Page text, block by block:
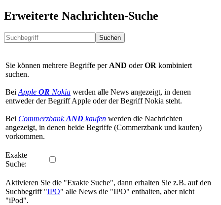
Erweiterte Nachrichten-Suche
Suchen
Sie können mehrere Begriffe per AND oderOR kombiniert
suchen.
Bei Apple OR Nokia werden alle News angezeigt, in denen
entweder der Begriff Apple oder der Begriff Nokia steht.
Bei CommerzbankAND kaufen werden die Nachrichten
angezeigt, in denen beide Begriffe (Commerzbank und kaufen)
vorkommen.
Exakte
Suche:
Aktivieren Sie die "Exakte Suche", dann erhalten Sie z.B. auf den
Suchbegriff "IPO" alle News die "IPO" enthalten, aber nicht
"iPod".